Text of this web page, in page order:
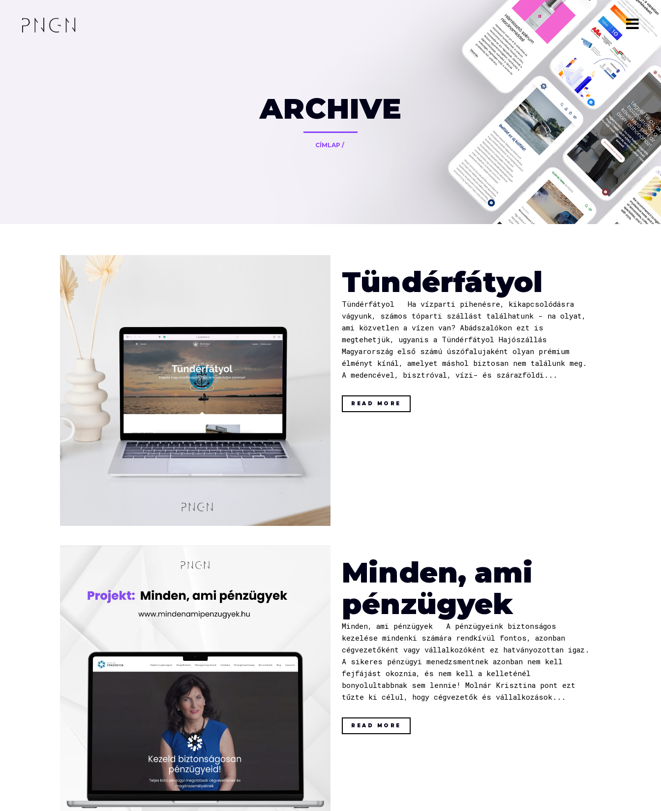
ARCHIVE
CÍMLAP /
Tündérfátyol
Tündérfátyol Ha vízparti pihenésre, kikapcsolódásra
vágyunk, számos tóparti szállást találhatunk - na olyat,
ami közvetlen a vízen van? Abádszalókon ezt is
megtehetjük, ugyanis a Tündérfátyol Hajószállás
Magyarország első számú úszófalujaként olyan prémium
élményt kínál, amelyet máshol biztosan nem találunk meg.
A medencével, bisztróval, vízi- és szárazföldi...
READ MORE
Minden, ami
pénzügyek
Minden, ami pénzügyek A pénzügyeink biztonságos
kezelése mindenki számára rendkívül fontos, azonban
cégvezetőként vagy vállalkozóként ez hatványozottan igaz.
A sikeres pénzügyi menedzsmentnek azonban nem kell
fejfájást okoznia, és nem kell a kelleténél
bonyolultabbnak sem lennie! Molnár Krisztina pont ezt
tűzte ki célul, hogy cégvezetők és vállalkozások...
READ MORE